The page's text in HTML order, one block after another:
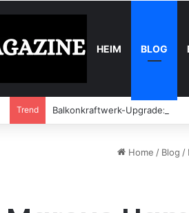
HEIM BLOG
Trend Balkonkraftwerk-Upgrade:
Home / Blog /